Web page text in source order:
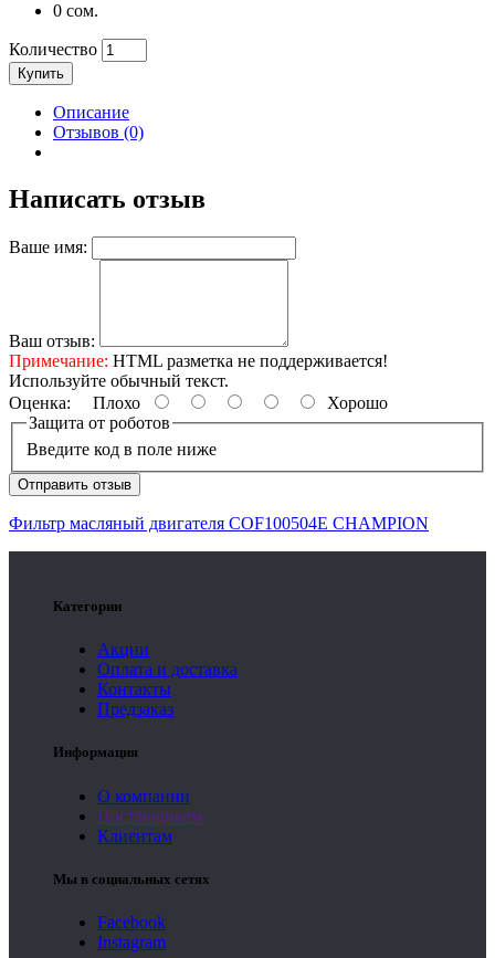
0 сом.
Количество
Купить
Описание
Отзывов (0)
Написать отзыв
Ваше имя:
Ваш отзыв:
Примечание: HTML разметка не поддерживается!
Используйте обычный текст.
Оценка: Плохо
Хорошо
Защита от роботов
Введите код в поле ниже
Отправить отзыв
Фильтр масляный двигателя COF100504E CHAMPION
Категории
Акции
Оплата и доставка
Контакты
Предзаказ
Информация
О компании
Поставщикам
Клиентам
Мы в социальных сетях
Facebook
Instagram